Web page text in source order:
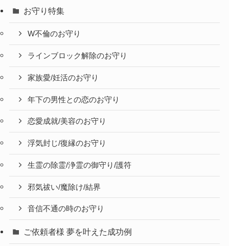
お守り特集
W不倫のお守り
ラインブロック解除のお守り
家族愛/妊活のお守り
年下の男性との恋のお守り
恋愛成就/美容のお守り
浮気封じ/復縁のお守り
生霊の除霊/浄霊の御守り/護符
邪気祓い/魔除け/結界
音信不通の時のお守り
ご依頼者様 夢を叶えた成功例